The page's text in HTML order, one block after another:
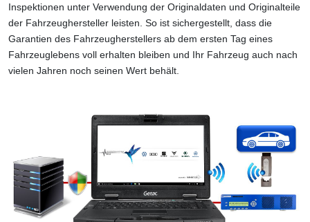
Inspektionen unter Verwendung der Originaldaten und Originalteile
der Fahrzeughersteller leisten. So ist sichergestellt, dass die
Garantien des Fahrzeugherstellers ab dem ersten Tag eines
Fahrzeuglebens voll erhalten bleiben und Ihr Fahrzeug auch nach
vielen Jahren noch seinen Wert behält.